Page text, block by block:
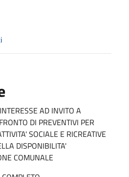
AD INVITO A
DI PREVENTIVI PER
SOCIALE E RICREATIVE
DISPONIBILITA'
COMUNALE